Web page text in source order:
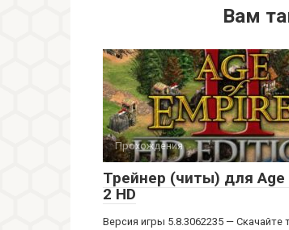
Вам
Прохождения
Трейнер (читы) для Age
2 HD
Версия игры 5.8.3062235 — Скачайте